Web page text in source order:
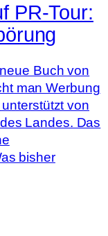
PR-Tour:
Buch von
man Werbung
von
Landes. Das
bisher